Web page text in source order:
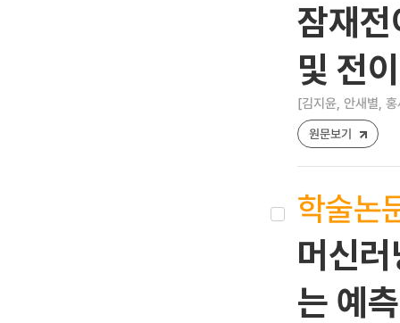
잠재
및 전
[김지윤, 안새별,
원문보기
학술논
머신
는 예